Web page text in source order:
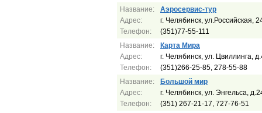
Название:
Адрес:
Телефон:
Аэросервис-тур
г. Челябинск, ул.Российская,
(351)77-55-111
Название:
Адрес:
Телефон:
Карта Мира
г. Челябинск, ул. Цвиллинга,
(351)266-25-85, 278-55-88
Название:
Адрес:
Телефон:
Большой мир
г. Челябинск, ул. Энгельса,
(351) 267-21-17, 727-76-51